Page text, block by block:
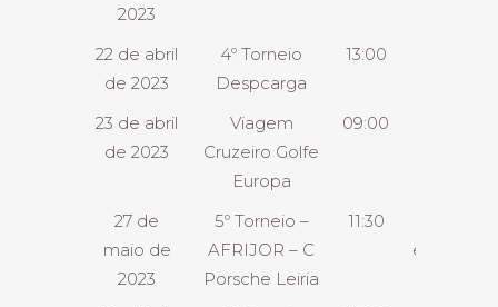
2023
22 de abril
de 2023
4º Torneio
Despcarga
13:00
23 de abril
de 2023
Viagem
Cruzeiro Golfe
Europa
09:00
27 de
maio de
2023
5º Torneio –
AFRIJOR – C
Porsche Leiria
11:30
e Festa